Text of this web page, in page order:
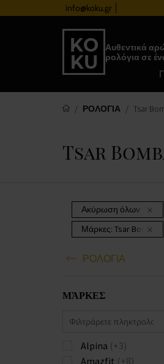
info@koku.gr
Αυθεντικά
ρολόγια σε
ΡΟΛΟΓΙΑ Tsar
Tsar
Ακύρωση όλων των
Μάρκες: Tsar Bomba
ΡΟΛΟΓΙΑ
ΜΆΡΚΕΣ
Alpina (+3)
Amazfit (+8)